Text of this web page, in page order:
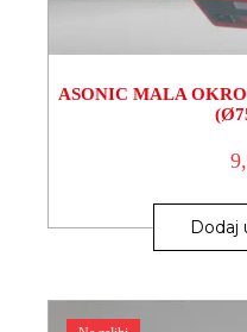
ASONIC MALA
Dodaj